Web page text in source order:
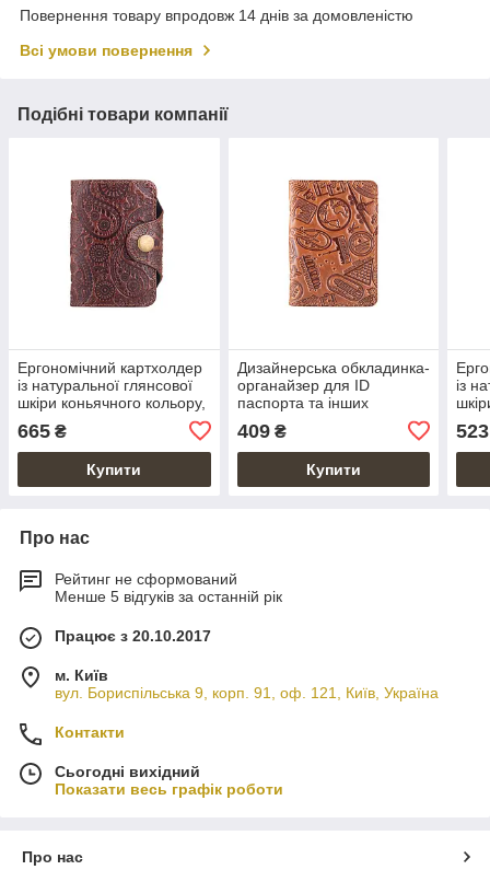
Повернення товару впродовж 14 днів за домовленістю
Всі умови повернення
Подібні товари компанії
Ергономічний картхолдер
із натуральної глянсової
шкіри коньячного кольору,
665 ₴
Купити
Дизайнерська обкладинка-
органайзер для ID
паспорта та інших
шкіри кольору глини,
колекція "Let's Go
409₴
Купити
із
523
Про нас
Рейтинг не сформований
Менше 5 відгуків за останній рік
Працює з 20.10.2017
м. Київ
вул. Бориспільська 9, корп. 91, оф. 121, Київ, Україна
Контакти
Сьогодні вихідний
Показати весь графік роботи
Про нас